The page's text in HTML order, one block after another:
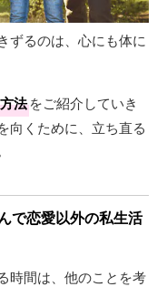
ずるのは、心にも体に
法をご紹介していき
向くために、立ち直る
で恋愛以外の私生活
時間は、他のことを考